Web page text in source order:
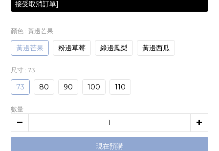
接受取消訂單]
顏色 : 黃邊芒果
黃邊芒果 粉邊草莓 綠邊鳳梨 黃邊西瓜
尺寸 : 73
73 80 90 100 110
數量
現在預購